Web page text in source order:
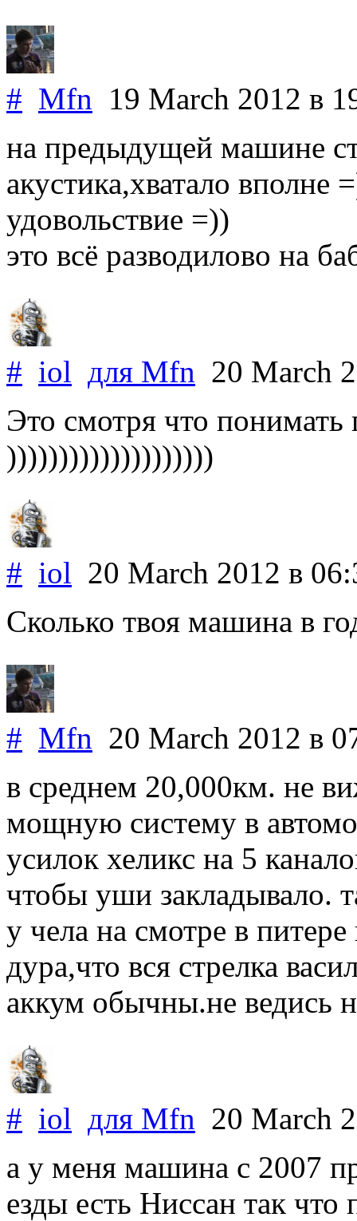
# Mfn 19 March 2012 в
на предыдущей машине
акустика,хватало вполне
удовольствие =))
это всё разводилово на
# iol для Mfn 20 March
Это смотря что понимать
))))))))))))))))))))
# iol 20 March 2012 в
Сколько твоя машина в
# Mfn 20 March 2012 в
в среднем 20,000км. не
мощную систему в
усилок хеликс на 5
чтобы уши закладывало.
у чела на смотре в
дура,что вся стрелка
аккум обычны.не ведись
# iol для Mfn 20 March
а у меня машина с 2007
езды есть Ниссан так что